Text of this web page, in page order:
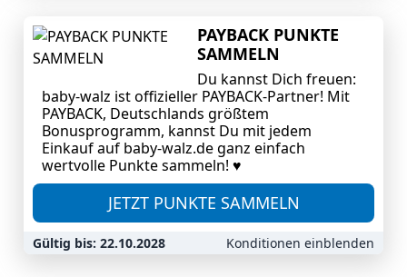
PAYBACK PUNKTE
SAMMELN
Du kannst Dich freuen:
baby-walz ist offizieller PAYBACK‑Partner! Mit
PAYBACK, Deutschlands größtem
Bonusprogramm, kannst Du mit jedem
Einkauf auf baby-walz.de ganz einfach
wertvolle Punkte sammeln! ♥
JETZT PUNKTE SAMMELN
Gültig bis: 22.10.2028 Konditionen einblenden